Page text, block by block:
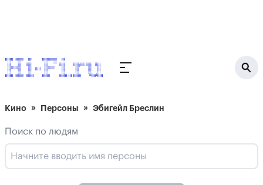
Кино Персоны Эбигейл Бреслин
Поиск по людям